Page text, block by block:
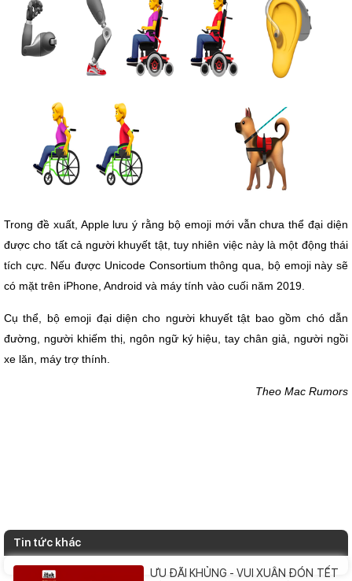
Trong đề xuất, Apple lưu ý rằng bộ emoji mới vẫn chưa thể đại diện
được cho tất cả người khuyết tật, tuy nhiên việc này là một động thái
tích cực. Nếu được Unicode Consortium thông qua, bộ emoji này sẽ
có mặt trên iPhone, Android và máy tính vào cuối năm 2019.
Cụ thể, bộ emoji đại diện cho người khuyết tật bao gồm chó dẫn
đường, người khiếm thị, ngôn ngữ ký hiệu, tay chân giả, người ngồi
xe lăn, máy trợ thính.
Theo Mac Rumors
Tin tức khác
ƯU ĐÃI KHỦNG - VUI XUÂN ĐÓN TẾT